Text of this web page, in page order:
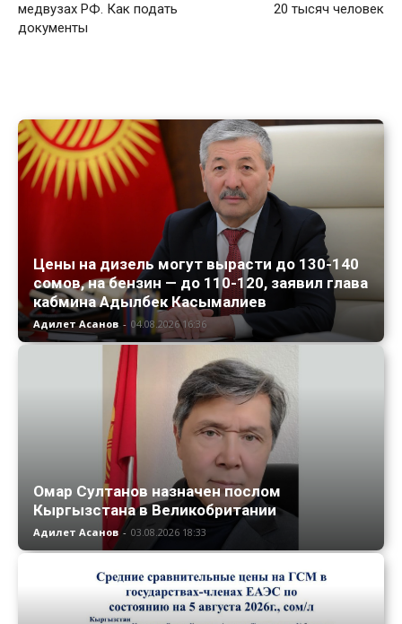
медвузах РФ. Как подать
документы
20 тысяч человек
Цены на дизель могут вырасти до 130-140
сомов, на бензин — до 110-120, заявил глава
кабмина Адылбек Касымалиев
Адилет Асанов - 04.08.2026 16:36
Омар Султанов назначен послом
Кыргызстана в Великобритании
Адилет Асанов - 03.08.2026 18:33